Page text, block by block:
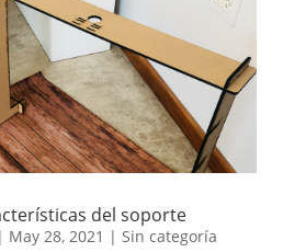
del soporte
May 28, 2021 | Sin categoría